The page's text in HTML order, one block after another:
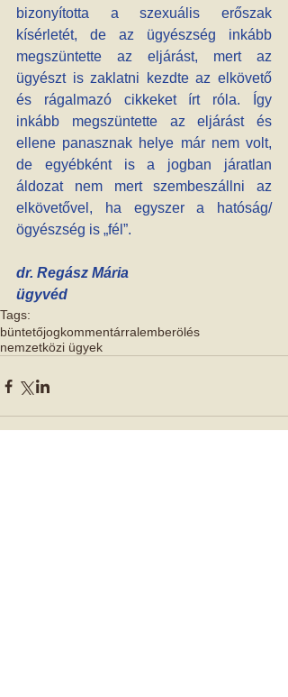
bizonyította a szexuális erőszak
kísérletét, de az ügyészség inkább
megszüntette az eljárást, mert az
ügyészt is zaklatni kezdte az elkövető
és rágalmazó cikkeket írt róla. Így
inkább megszüntette az eljárást és
ellene panasznak helye már nem volt,
de egyébként is a jogban járatlan
áldozat nem mert szembeszállni az
elkövetővel, ha egyszer a hatóság/
ögyészség is „fél”.
dr. Regász Mária
ügyvéd
Tags:
büntetőjogkommentárralemberölés
nemzetközi ügyek